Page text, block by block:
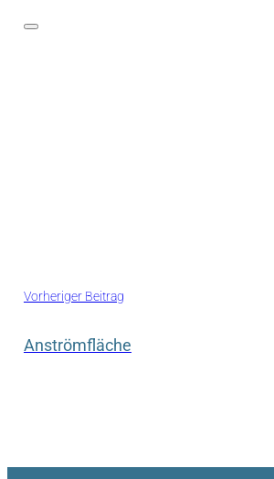
Vorheriger Beitrag
Anströmfläche